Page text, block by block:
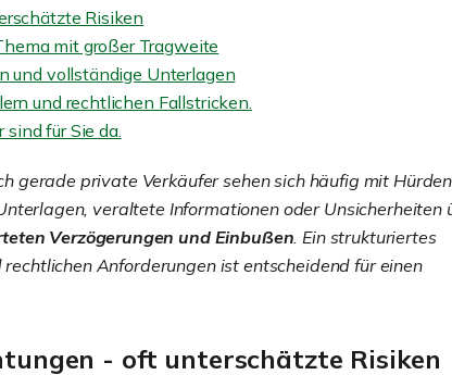
Risiken
mit großer Tragweite
und vollständige Unterlagen
und rechtlichen Fallstricken.
für Sie da.
gerade private Verkäufer sehen sich häufig mit Hürden
veraltete Informationen oder Unsicherheiten
Verzögerungen und Einbußen. Ein strukturiertes
Anforderungen ist entscheidend für einen
- oft unterschätzte Risiken